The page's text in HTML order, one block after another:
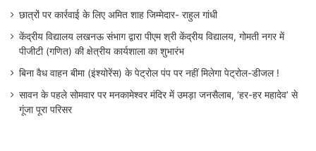
छात्रों पर कार्रवाई के लिए अमित शाह जिम्मेदार- राहुल गांधी
केंद्रीय विद्यालय लखनऊ संभाग द्वारा पीएम श्री केंद्रीय विद्यालय, गोमती नगर में
पीजीटी (गणित) की क्षेत्रीय कार्यशाला का शुभारंभ
बिना वैध वाहन बीमा (इंश्योरेंस) के पेट्रोल पंप पर नहीं मिलेगा पेट्रोल-डीजल !
सावन के पहले सोमवार पर मनकामेश्वर मंदिर में उमड़ा जनसैलाब, ‘हर-हर महादेव’ से
गूंजा पूरा परिसर